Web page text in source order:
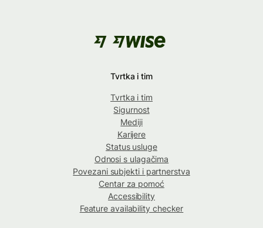
Tvrtka i tim
Tvrtka i tim
Sigurnost
Mediji
Karijere
Status usluge
Odnosi s ulagačima
Povezani subjekti i partnerstva
Centar za pomoć
Accessibility
Feature availability checker